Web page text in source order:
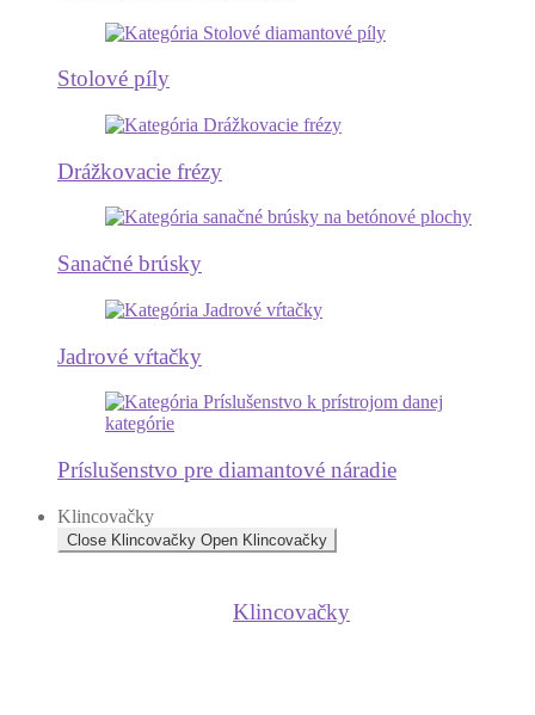
Stolové píly
Drážkovacie frézy
Sanačné brúsky
Jadrové vŕtačky
Príslušenstvo pre diamantové náradie
Klincovačky
Close Klincovačky Open Klincovačky
Klincovačky